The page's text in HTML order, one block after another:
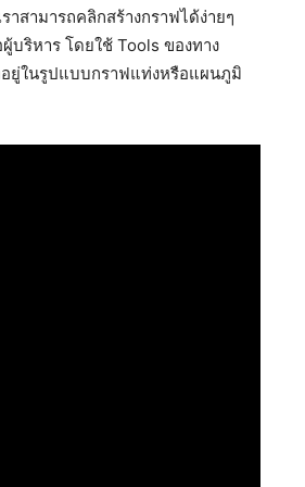
ราสามารถคลิกสร้างกราฟได้ง่ายๆ
บริหาร โดยใช้ Tools ของทาง
อยู่ในรูปแบบกราฟแท่งหรือแผนภูมิ